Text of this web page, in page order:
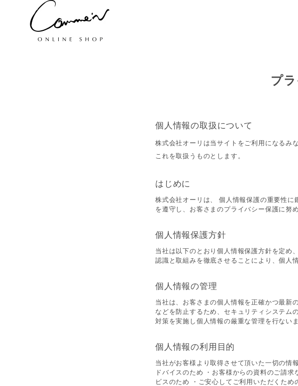
プ
個人情報の取扱について
株式会社オーリは当サイトをご利用になるみ
これを取扱うものとします。
はじめに
株式会社オーリは、 個人情報保護の重要性
を遵守し、お客さまのプライバシー保護に努め
個人情報保護方針
当社は以下のとおり個人情報保護方針を定め
認識と取組みを徹底させることにより、個人
個人情報の管理
当社は、お客さまの個人情報を正確かつ最新
などを防止するため、セキュリティシステム
対策を実施し個人情報の厳重な管理を行ないま
個人情報の利用目的
当社がお客様より取得させて頂いた一切の情
ドバイスのため ・お客様からの資料のご請
ビスのため ・ご安心してご利用いただくた